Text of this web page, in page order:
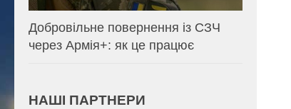
Добровільне повернення із СЗЧ
через Армія+: як це працює
НАШІ ПАРТНЕРИ